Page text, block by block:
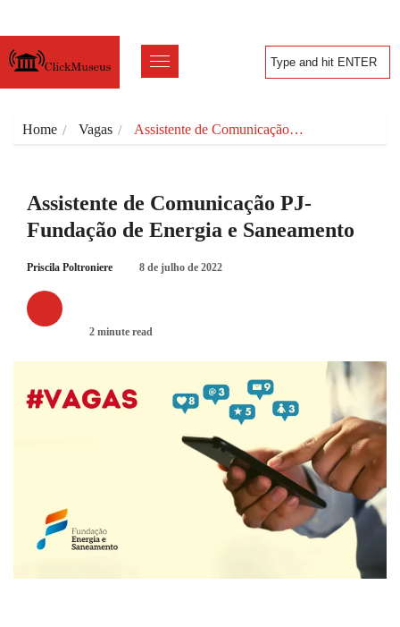
Home Vagas Assistente de Comunicação…
Assistente de Comunicação PJ-
Fundação de Energia e Saneamento
Priscila Poltroniere 8 de julho de 2022
2 minute read